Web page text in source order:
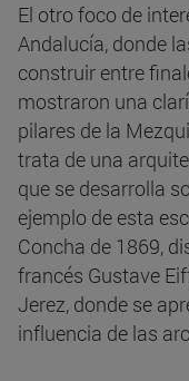
El otro foco de
Andalucía, donde
construir entre
mostraron una
pilares de la
trata de una
que se desarrolla
ejemplo de esta
Concha de 1869,
francés Gustave
Jerez, donde se
influencia de las